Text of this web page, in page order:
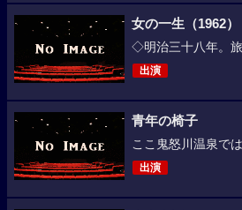
女の一生（1962）
◇明治三十八年。
出演
青年の椅子
ここ鬼怒川温泉で
出演